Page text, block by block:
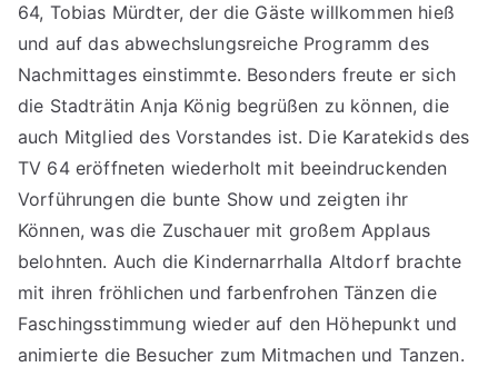
64, Tobias Mürdter, der die Gäste willkommen hieß
und auf das abwechslungsreiche Programm des
Nachmittages einstimmte. Besonders freute er sich
die Stadträtin Anja König begrüßen zu können, die
auch Mitglied des Vorstandes ist. Die Karatekids des
TV 64 eröffneten wiederholt mit beeindruckenden
Vorführungen die bunte Show und zeigten ihr
Können, was die Zuschauer mit großem Applaus
belohnten. Auch die Kindernarrhalla Altdorf brachte
mit ihren fröhlichen und farbenfrohen Tänzen die
Faschingsstimmung wieder auf den Höhepunkt und
animierte die Besucher zum Mitmachen und Tanzen.